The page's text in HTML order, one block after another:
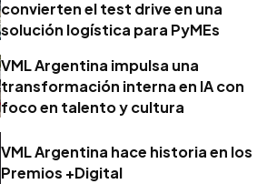
convierten el test drive en una
solución logística para PyMEs
VML Argentina impulsa una
transformación interna en IA con
foco en talento y cultura
VML Argentina hace historia en los
Premios +Digital